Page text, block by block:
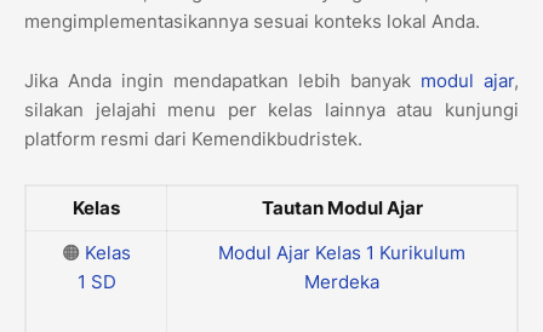
mengimplementasikannya sesuai konteks lokal Anda.
Jika Anda ingin mendapatkan lebih banyak modul ajar,
silakan jelajahi menu per kelas lainnya atau kunjungi
platform resmi dari Kemendikbudristek.
Kelas
Tautan Modul Ajar
🟠 Kelas
1 SD
Modul Ajar Kelas 1 Kurikulum
Merdeka